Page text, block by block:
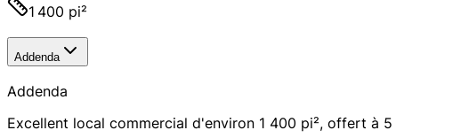
1 400 pi²
Addenda
Addenda
Excellent local commercial d'environ 1 400 pi², offert à 5